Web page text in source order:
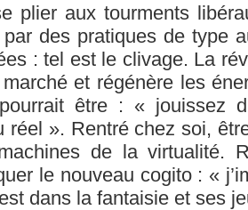
plier aux tourments
des pratiques de type
: tel est le clivage. La
et régénère les
être : « jouissez
réel ». Rentré chez soi,
de la virtualité.
le nouveau cogito : «
dans la fantaisie et ses